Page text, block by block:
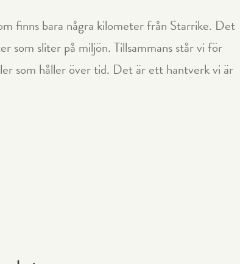
finns bara några kilometer från Starrike. Det
som sliter på miljön. Tillsammans står vi för
som håller över tid. Det är ett hantverk vi är